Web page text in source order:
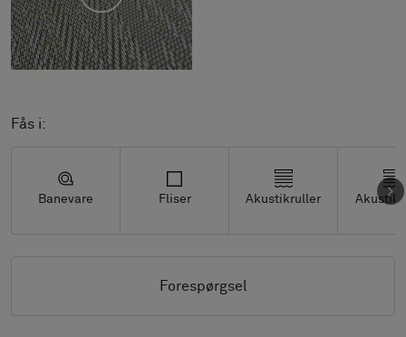
Fås i:
Banevare Fliser Akustikruller
Forespørgsel